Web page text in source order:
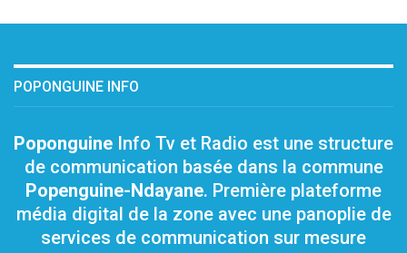
POPONGUINE INFO
Poponguine Info Tv et Radio est une structure
de communication basée dans la commune
Popenguine-Ndayane. Première plateforme
média digital de la zone avec une panoplie de
services de communication sur mesure